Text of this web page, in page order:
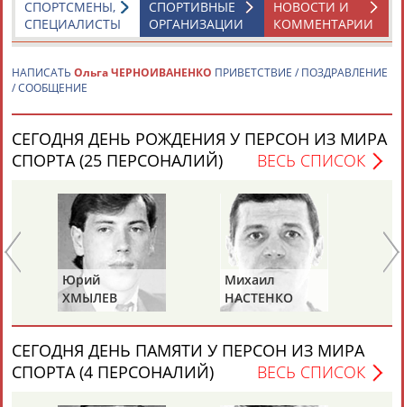
Каримжан
АБДРАХМАНОВ
Аделя
АБДРАХМАНОВА
Андрей
АБДУВАЛИЕВ
Герман
АБДУЛАЕВ
Рамазан
АБДУЛАЕВ
Тагир
АБДУЛАЕВ
Камиль
АБДУЛАЗИЗОВ
Загалав
АБДУЛБЕКОВ
Камалудин
АБДУЛДАУДОВ
Абдула
АБДУЛЖАЛИЛОВ
Магомед
АБДУЛКАГИРОВ
Назир
АБДУЛЛАЕВ
24 персон из 13181
ЕЩЁ ПЕРСОНЫ
НОВОСТИ И
КОММЕНТАРИИ
СПОРТИВНЫЕ
ОРГАНИЗАЦИИ
СПОРТСМЕНЫ,
СПЕЦИАЛИСТЫ
НАПИСАТЬ Ольга ЧЕРНОИВАНЕНКО ПРИВЕТСТВИЕ / ПОЗДРАВЛЕНИЕ
/ СООБЩЕНИЕ
СЕГОДНЯ ДЕНЬ РОЖДЕНИЯ У ПЕРСОН ИЗ МИРА
СПОРТА (25 ПЕРСОНАЛИЙ)
ВЕСЬ СПИСОК
Юрий
ХМЫЛЕВ
Михаил
НАСТЕНКО
СЕГОДНЯ ДЕНЬ ПАМЯТИ У ПЕРСОН ИЗ МИРА
СПОРТА (4 ПЕРСОНАЛИЙ)
ВЕСЬ СПИСОК